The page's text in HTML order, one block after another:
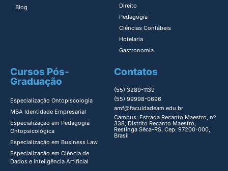
Blog
Direito​
Pedagogia
Ciências Contábeis
Hotelaria
Gastronomia
Cursos Pós-
Graduação
Especialização Ontopiscologia ​
MBA Identidade Empresarial​
Especialização em Pedagogia
Ontopsicológica​
Especialização em Business Law
Especialização em Ciência de
Dados e Inteligência Artificial
Contatos
(55) 3289-1139
(55) 99998-0696
amf@faculdadeam.edu.br
Campus: Estrada Recanto Maestro, nº
338, Distrito Recanto Maestro,
Restinga Sêca-RS, Cep: 97200-000,
Brasil